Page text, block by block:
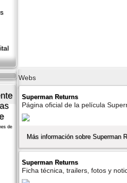
de
Webs
Superman Returns
Página oficial de la pelí­cula
Más información sobre Superman
Superman Returns
Ficha técnica, trailers, fotos y